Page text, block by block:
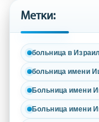
Метки:
больница в
больница имени
Больница имени
Больница имени